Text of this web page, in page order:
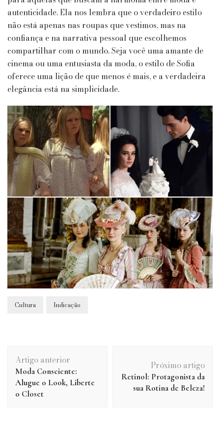
autenticidade. Ela nos lembra que o verdadeiro estilo
não está apenas nas roupas que vestimos, mas na
confiança e na narrativa pessoal que escolhemos
compartilhar com o mundo. Seja você uma amante de
cinema ou uma entusiasta da moda, o estilo de Sofia
oferece uma lição de que menos é mais, e a verdadeira
elegância está na simplicidade.
Cultura Indicação
de
post
Artigo anterior
Moda Consciente:
Alugue o Look, Liberte
o Closet
Próximo artigo
Retinol: Protagonista da
sua Rotina de Beleza!